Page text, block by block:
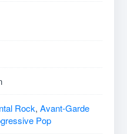
Rock, Avant-Garde
Pop